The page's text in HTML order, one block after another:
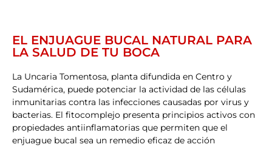
EL ENJUAGUE BUCAL NATURAL PARA
LA SALUD DE TU BOCA
La Uncaria Tomentosa, planta difundida en Centro y
Sudamérica, puede potenciar la actividad de las células
inmunitarias contra las infecciones causadas por virus y
bacterias. El fitocomplejo presenta principios activos con
propiedades antiinflamatorias que permiten que el
enjuague bucal sea un remedio eficaz de acción